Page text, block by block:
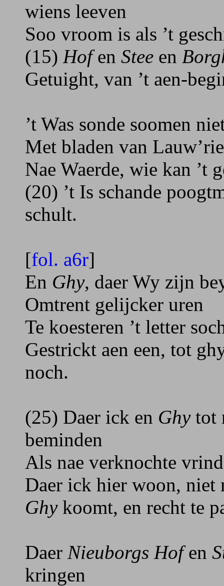
wiens leeven
Soo vroom is als ’t
(15) Hofen Stee en
Getuight, van ’t aen-
’t Was sonde soomen
Met bladen van
Nae Waerde, wie kan ’t
(20) ’t Is schande
schult.
[fol. a6r]
En Ghy, daer Wy zijn
Omtrent gelijcker uren
Te koesteren ’t letter
Gestrickt aen een, tot
noch.
(25) Daer ick en Ghytot
beminden
Als nae verknochte
Daer ick hier woon, niet
Ghykoomt, en recht te
Daer Nieuborgs Hofen
kringen